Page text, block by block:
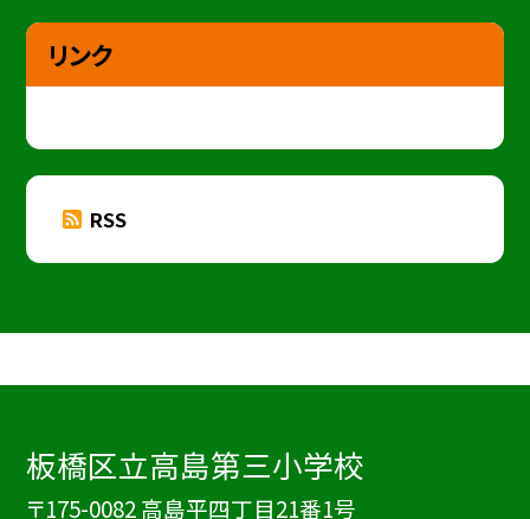
リンク
RSS
板橋区立高島第三小学校
〒175-0082 高島平四丁目21番1号